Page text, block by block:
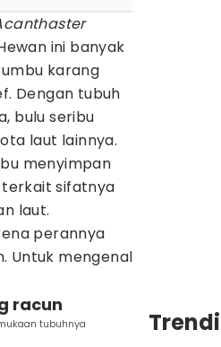
ini banyak
karang
Dengan tubuh
bulu seribu
laut lainnya.
menyimpan
sifatnya
laut.
perannya
Untuk mengenal
racun
tubuhnya